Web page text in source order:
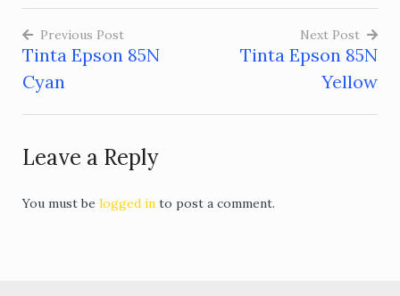
Post
navigation
Previous Post
Tinta Epson 85N
Cyan
Next Post
Tinta Epson 85N
Yellow
Leave a Reply
You must be logged in to post a comment.